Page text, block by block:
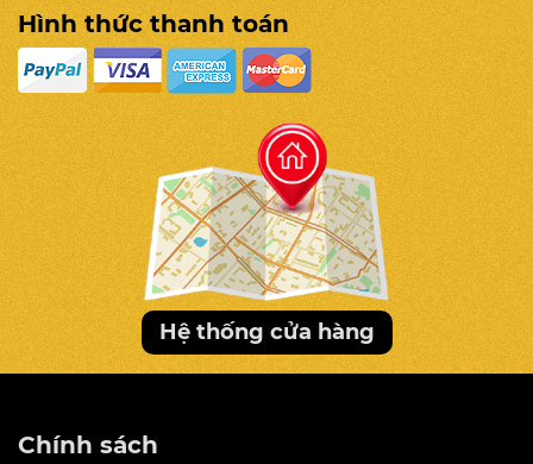
Hình thức thanh toán
Hệ thống cửa hàng
Chính sách